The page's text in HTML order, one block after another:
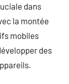
dans
la montée
mobiles
des